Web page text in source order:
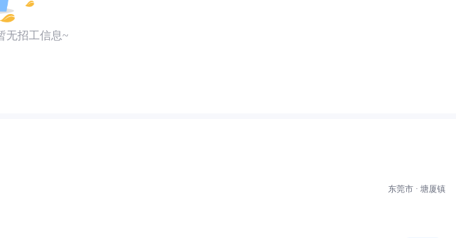
无招工信息~
东莞市 · 塘厦镇